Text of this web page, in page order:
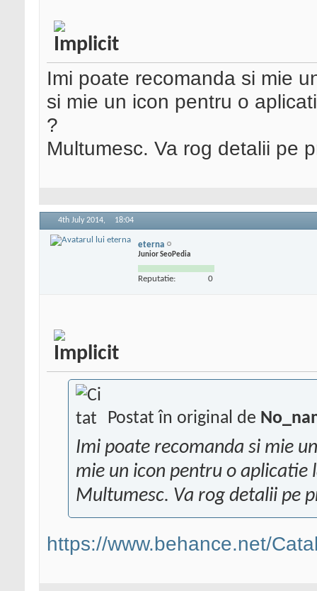
Imi poate recomanda si mie
si mie un icon pentru o
?
Multumesc. Va rog detalii pe
4th July 2014, 18:04
eterna
Junior SeoPedia
Reputatie: 0
Postat în original de
Imi poate recomanda si mie
mie un icon pentru o aplicatie
Multumesc. Va rog detalii pe
https://www.behance.net/